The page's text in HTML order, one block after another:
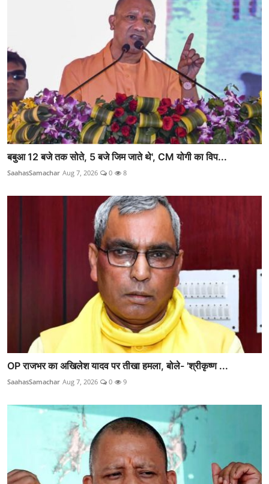
बबुआ 12 बजे तक सोते, 5 बजे जिम जाते थे', CM योगी का विप...
SaahasSamachar Aug 7, 2026 0 8
OP राजभर का अखिलेश यादव पर तीखा हमला, बोले- 'श्रीकृष्ण ...
SaahasSamachar Aug 7, 2026 0 9